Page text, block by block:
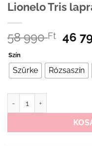
Lionelo Tris
58 990Ft
was:
58
46
Szín
Szürke Rózsaszín